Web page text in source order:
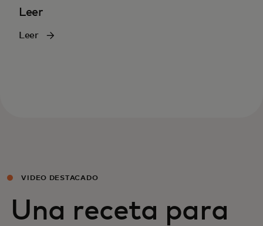
Leer
Leer
VIDEO DESTACADO
Una receta para